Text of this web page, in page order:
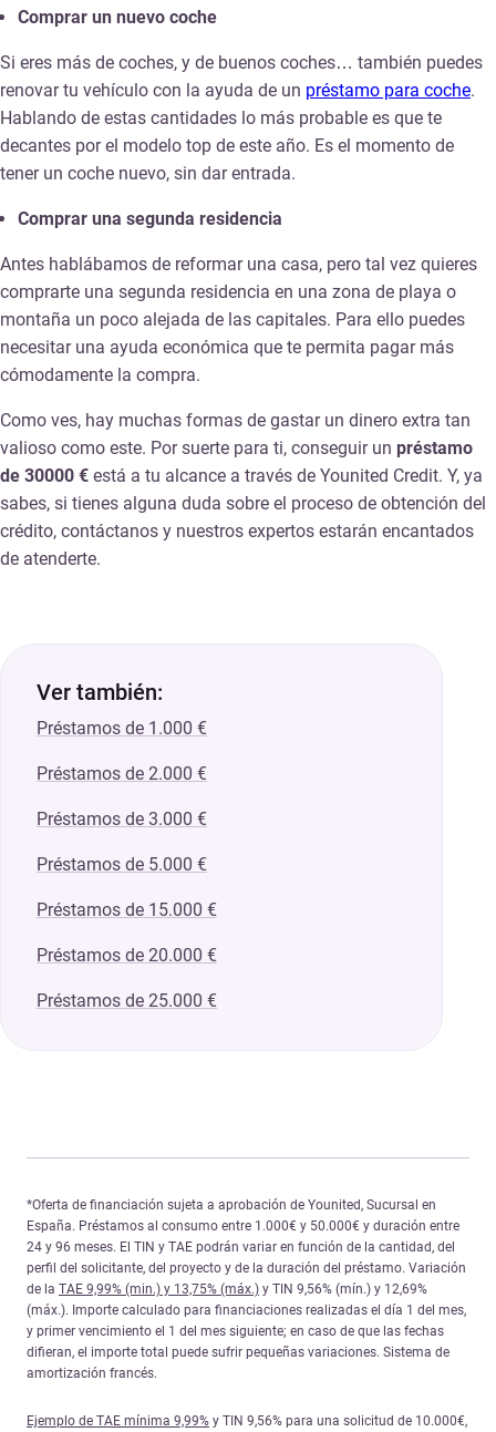
Comprar un nuevo coche
Si eres más de coches, y de buenos coches… también puedes
renovar tu vehículo con la ayuda de un préstamo para coche.
Hablando de estas cantidades lo más probable es que te
decantes por el modelo top de este año. Es el momento de
tener un coche nuevo, sin dar entrada.
Comprar una segunda residencia
Antes hablábamos de reformar una casa, pero tal vez quieres
comprarte una segunda residencia en una zona de playa o
montaña un poco alejada de las capitales. Para ello puedes
necesitar una ayuda económica que te permita pagar más
cómodamente la compra.
Como ves, hay muchas formas de gastar un dinero extra tan
valioso como este. Por suerte para ti, conseguir un préstamo
de 30000 € está a tu alcance a través de Younited Credit. Y, ya
sabes, si tienes alguna duda sobre el proceso de obtención del
crédito, contáctanos y nuestros expertos estarán encantados
de atenderte.
Ver también:
Préstamos de 1.000 €
Préstamos de 2.000 €
Préstamos de 3.000 €
Préstamos de 5.000 €
Préstamos de 15.000 €
Préstamos de 20.000 €
Préstamos de 25.000 €
*Oferta de financiación sujeta a aprobación de Younited, Sucursal en
España. Préstamos al consumo entre 1.000€ y 50.000€ y duración entre
24 y 96 meses. El TIN y TAE podrán variar en función de la cantidad, del
perfil del solicitante, del proyecto y de la duración del préstamo. Variación
de la TAE 9,99% (min.) y 13,75% (máx.) y TIN 9,56% (mín.) y 12,69%
(máx.). Importe calculado para financiaciones realizadas el día 1 del mes,
y primer vencimiento el 1 del mes siguiente; en caso de que las fechas
difieran, el importe total puede sufrir pequeñas variaciones. Sistema de
amortización francés.
Ejemplo de TAE mínima 9,99% y TIN 9,56% para una solicitud de 10.000€,